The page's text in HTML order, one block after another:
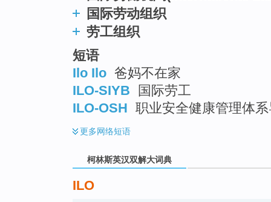
国际劳动组织
劳工组织
短语
Ilo Ilo 爸妈不在家
ILO-SIYB
国际劳工
ILO-OSH 职业安全健康管理体
更多网络短语
柯林斯英汉双解大词典
ILO